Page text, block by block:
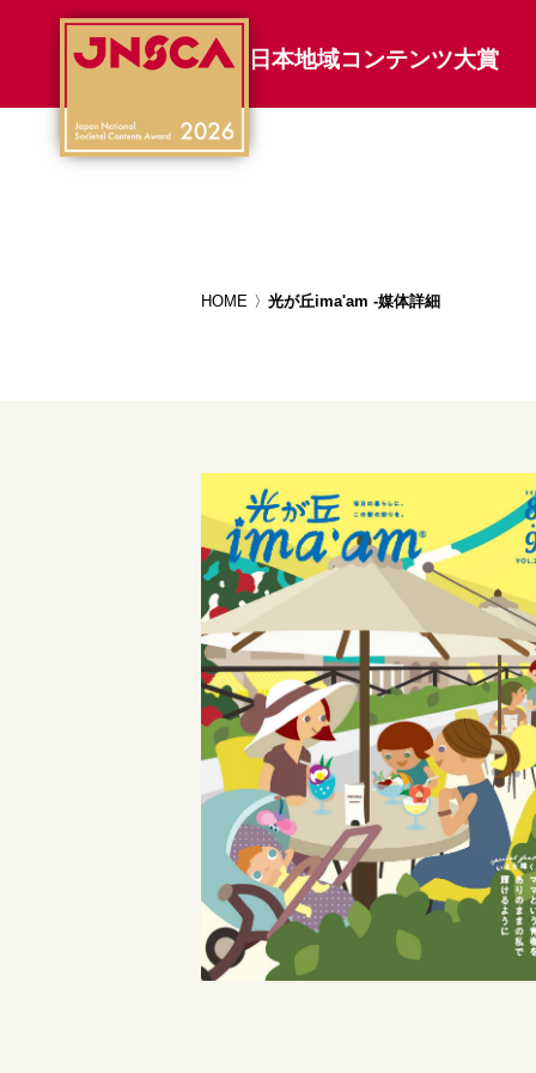
日本地域コンテンツ大賞
HOME 光が丘ima'am -媒体詳細